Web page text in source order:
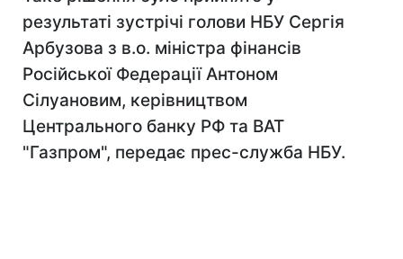
результаті зустрічі голови НБУ Сергія
Арбузова з в.о. міністра фінансів
Російської Федерації Антоном
Сілуановим, керівництвом
Центрального банку РФ та ВАТ
"Газпром", передає прес-служба НБУ.